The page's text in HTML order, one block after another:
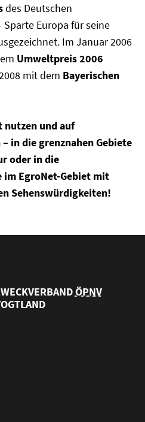
des Deutschen
Europa für seine
Im Januar 2006
Umweltpreis 2006
mit dem Bayerischen
nutzen und auf
in die grenznahen Gebiete
oder in die
EgroNet-Gebiet mit
Sehenswürdigkeiten!
ÖPNV